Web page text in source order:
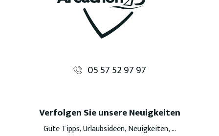
05 57 52 97 97
Verfolgen Sie unsere Neuigkeiten
Gute Tipps, Urlaubsideen, Neuigkeiten, ...